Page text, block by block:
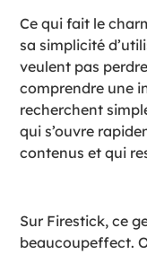
Ce qui fait le
sa simplicité
veulent pas
comprendre une
recherchent
qui s’ouvre
contenus et qui
Sur Firestick, ce
beaucoupeffect.